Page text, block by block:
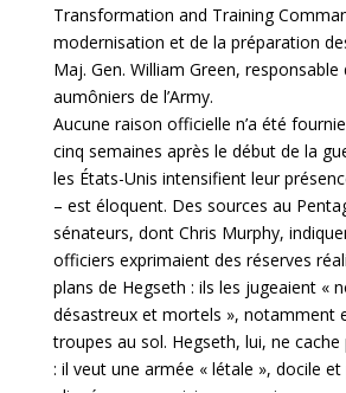
Transformation and Training
modernisation et de la préparation
Maj. Gen. William Green, responsable
aumôniers de l’Army.
Aucune raison officielle n’a été
cinq semaines après le début de la
les États-Unis intensifient leur
– est éloquent. Des sources au
sénateurs, dont Chris Murphy,
officiers exprimaient des réserves
plans de Hegseth : ils les jugeaient «
désastreux et mortels », notamment
troupes au sol. Hegseth, lui, ne
: il veut une armée « létale », docile